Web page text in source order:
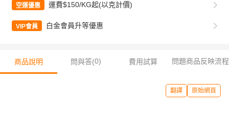
空運優惠 運費$150/KG起(以克計價)
VIP會員 白金會員升等優惠
商品說明 問與答(0) 費用試算 問題商品反映流程
翻譯 原始網頁